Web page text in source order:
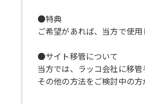
●特典
ご希望があれば、当方で使
●サイト移管について
当方では、ラッコ会社に移管
その他の方法をご検討中の